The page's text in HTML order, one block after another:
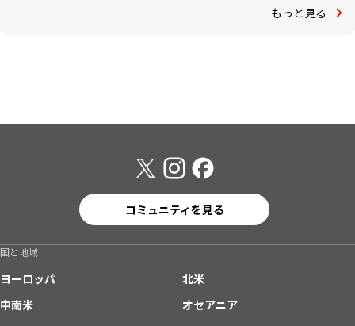
もっと見る
コミュニティを見る
国と地域
ヨーロッパ
北米
中南米
オセアニア